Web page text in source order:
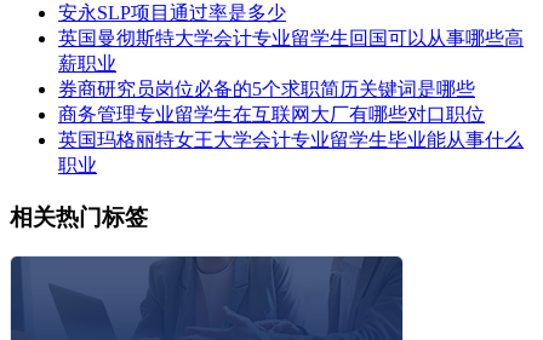
安永SLP项目通过率是多少
英国曼彻斯特大学会计专业留学生回国可以从事哪些高
薪职业
券商研究员岗位必备的5个求职简历关键词是哪些
商务管理专业留学生在互联网大厂有哪些对口职位
英国玛格丽特女王大学会计专业留学生毕业能从事什么
职业
相关热门标签